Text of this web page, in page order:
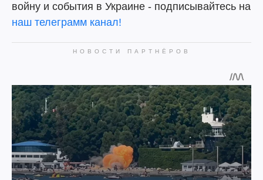
войну и события в Украине - подписывайтесь на
наш телеграмм канал!